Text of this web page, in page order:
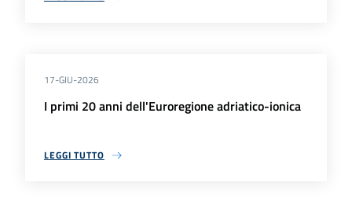
17-GIU-2026
I primi 20 anni dell'Euroregione adriatico-ionica
LEGGI TUTTO